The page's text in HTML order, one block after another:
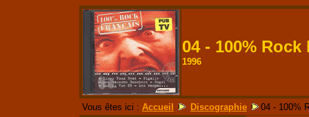
04 - 100% Rock
1996
Vous êtes ici : Accueil Discographie 04 - 100%